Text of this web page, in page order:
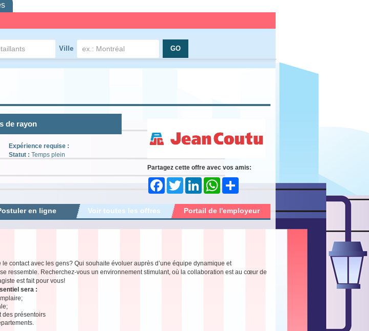
Ville
de rayon
Expérience requise :
Statut : Temps plein
Partagez cette offre avec vos amis:
FacebookTwitter LinkedInWhatsApp
Portail de l'employeur
Voir toutes les offres
en ligne
contact avec les gens? Qui souhaite évoluer auprès d’une équipe dynamique et
ressemble. Recherchez-vous un environnement stimulant, où la collaboration est au cœur de
est fait pour vous!
sera :
des présentoirs